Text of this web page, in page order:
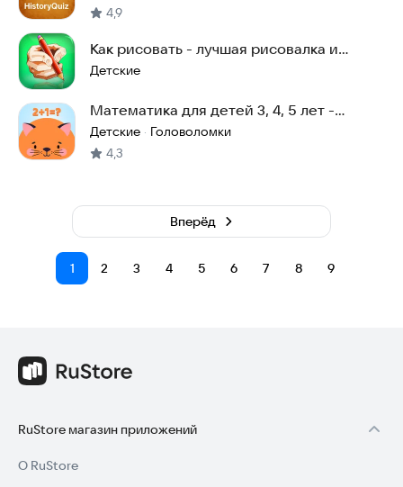
4,9
Как рисовать - лучшая рисовалка и
раскраска
Детские
Математика для детей 3, 4, 5 лет -
Minimath
Детские · Головоломки
4,3
1 2 3 4 5 6 7 8 9
Вперёд
RuStore магазин приложений
О RuStore